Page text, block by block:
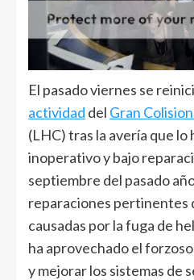
El pasado viernes se
actividad del Gran
(LHC) tras la avería que lo
inoperativo y bajo
septiembre del pasado
reparaciones pertinentes
causadas por la fuga de
ha aprovechado el
y mejorar los sistemas de